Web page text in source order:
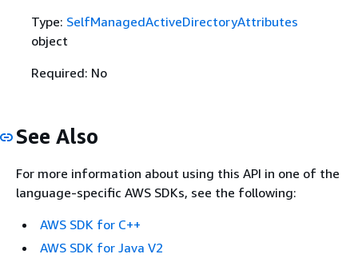
Type: SelfManagedActiveDirectoryAttributes
object
Required: No
See Also
For more information about using this API in one of the
language-specific AWS SDKs, see the following:
AWS SDK for C++
AWS SDK for Java V2